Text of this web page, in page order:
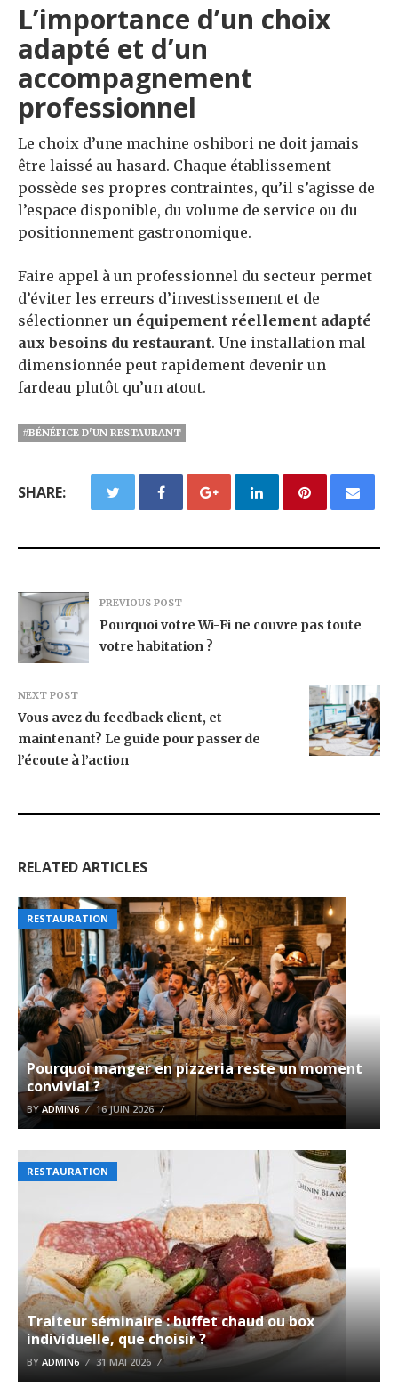
L’importance d’un choix
adapté et d’un
accompagnement
professionnel
Le choix d’une machine oshibori ne doit jamais
être laissé au hasard. Chaque établissement
possède ses propres contraintes, qu’il s’agisse de
l’espace disponible, du volume de service ou du
positionnement gastronomique.
Faire appel à un professionnel du secteur permet
d’éviter les erreurs d’investissement et de
sélectionner un équipement réellement adapté
aux besoins du restaurant. Une installation mal
dimensionnée peut rapidement devenir un
fardeau plutôt qu’un atout.
#BÉNÉFICE D'UN RESTAURANT
SHARE:
PREVIOUS POST
Pourquoi votre Wi-Fi ne couvre pas toute
votre habitation ?
NEXT POST
Vous avez du feedback client, et
maintenant? Le guide pour passer de
l’écoute à l’action
RELATED ARTICLES
RESTAURATION
Pourquoi manger en pizzeria reste un moment
convivial ?
BYADMIN6 16 JUIN 2026
RESTAURATION
Traiteur séminaire : buffet chaud ou box
individuelle, que choisir ?
BY ADMIN6 31 MAI 2026